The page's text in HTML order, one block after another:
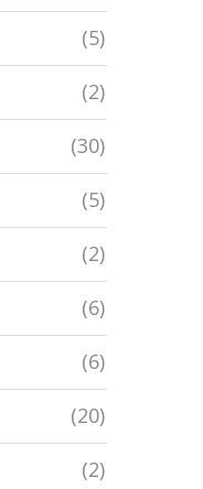
(5)
(2)
(30)
(5)
(2)
(6)
(6)
(20)
(2)